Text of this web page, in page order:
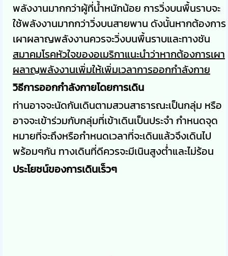
พลังงานมากกว่าผู้ที่น้ำหนักน้อย การวิ่งบนพื้นราบจะ
ใช้พลังงานมากกว่าวิ่งบนสายพาน ดังนั้นหากต้องการ
เผาผลาญพลังงานควรจะวิ่งบนพื้นราบและทางชัน
สมาคมโรคหัวใจของอเมริกาแนะนำว่าหากต้องการเผา
ผลาญพลังงานเพิ่มให้เพิ่มเวลาการออกกำลังกาย
วิธีการออกกำลังกายโดยการเดิน
ท่านอาจจะนัดกันเดินตามสวนสาธารณะเป็นกลุ่ม หรือ
อาจจะเข้าร่วมกับกลุ่มที่เข้าเดินเป็นประจำ กำหนดจุด
หมายที่จะถึงหรือกำหนดเวลาที่จะเดินแล้วจึงเดินไป
พร้อมๆกัน ทางเดินที่ดีควรจะมีเนินสูงต่ำและไม่ร้อน
ประโยชน์ของการเดินเร็วๆ